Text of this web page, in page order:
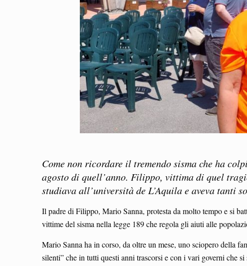
Come non ricordare il tremendo sisma che ha
agosto di quell’anno. Filippo, vittima di quel
studiava all’università de L’Aquila e aveva tanti
Il padre di Filippo, Mario Sanna, protesta da molto tempo e si
vittime del sisma nella legge 189 che regola gli aiuti alle
Mario Sanna ha in corso, da oltre un mese, uno sciopero della
silenti” che in tutti questi anni trascorsi e con i vari governi che